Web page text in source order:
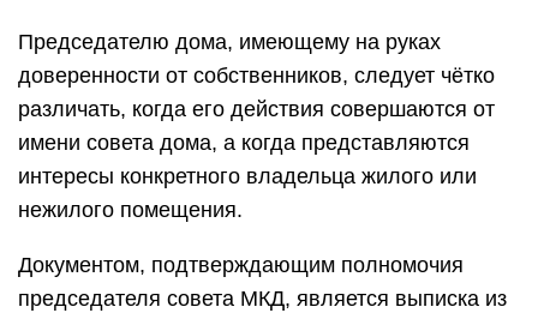
Председателю дома, имеющему на руках
доверенности от собственников, следует чётко
различать, когда его действия совершаются от
имени совета дома, а когда представляются
интересы конкретного владельца жилого или
нежилого помещения.
Документом, подтверждающим полномочия
председателя совета МКД, является выписка из